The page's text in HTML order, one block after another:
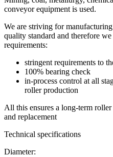
conveyor equipment is used.
We are striving for
quality standard and therefore
requirements:
stringent requirements to
100% bearing check
in-process control at all
roller production
All this ensures a long-term
and replacement
Technical specifications
Diameter: